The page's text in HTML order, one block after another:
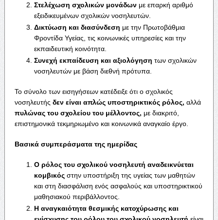
Στελέχωση σχολικών μονάδωνμε επαρκή αριθμό
εξειδικευμένων σχολικών νοσηλευτών.
Δικτύωση και διασύνδεση με την Πρωτοβάθμια
Φροντίδα Υγείας, τις κοινωνικές υπηρεσίες και την
εκπαιδευτική κοινότητα.
Συνεχή εκπαίδευση και αξιολόγηση των σχολικών
νοσηλευτών με βάση διεθνή πρότυπα.
Το σύνολο των εισηγήσεων κατέδειξε ότι ο σχολικός
νοσηλευτής δεν είναι απλώς υποστηρικτικός ρόλος, αλλά
πυλώνας του σχολείου του μέλλοντος, με διακριτό,
επιστημονικά τεκμηριωμένο και κοινωνικά αναγκαίο έργο.
Βασικά συμπεράσματα της ημερίδας
Ο ρόλος του σχολικού νοσηλευτή αναδεικνύεται
κομβικόςστην υποστήριξη της υγείας των μαθητών
και στη διασφάλιση ενός ασφαλούς και υποστηρικτικού
μαθησιακού περιβάλλοντος.
Η αναγκαιότητα θεσμικής κατοχύρωσης και